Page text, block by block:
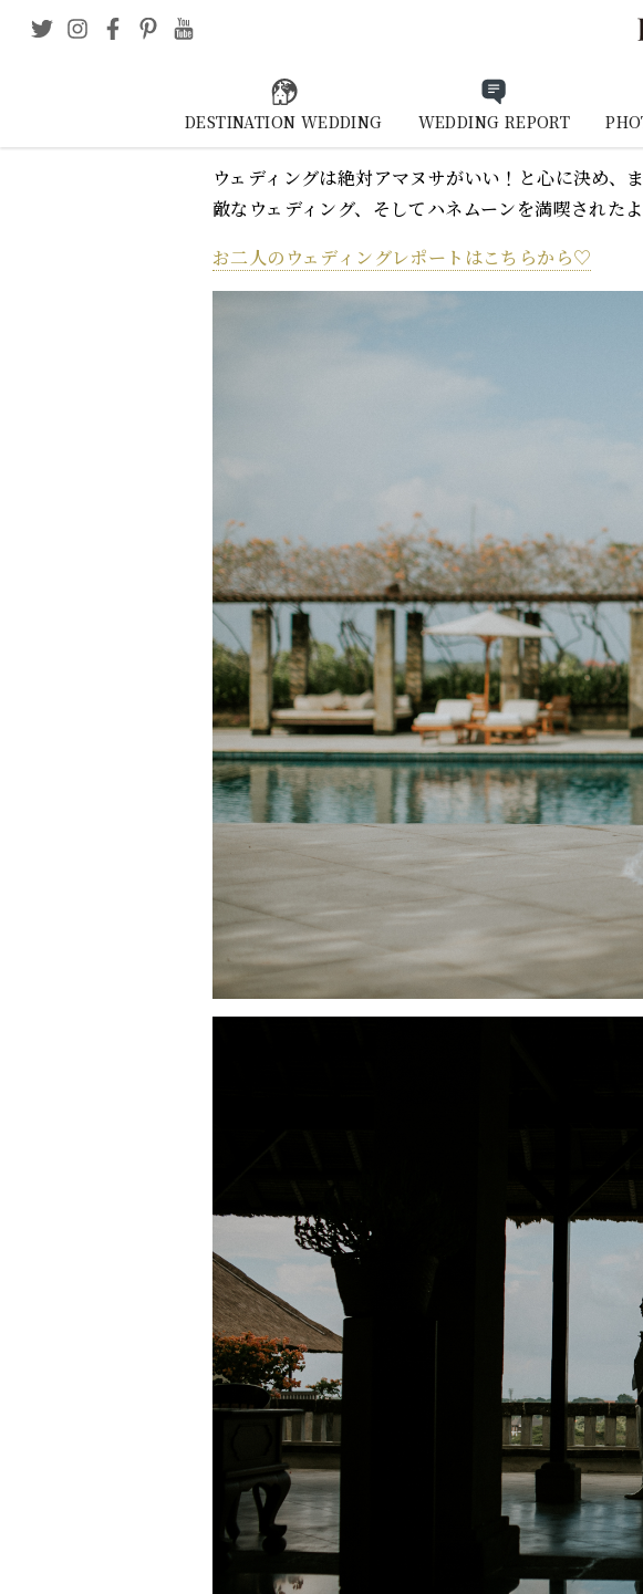
DESTINATION WEDDING WEDDING REPORT
ウェディングは絶対アマヌサがいい！と心に決め、
敵なウェディング、そしてハネムーンを満喫された
お二人のウェディングレポートはこちらから♡